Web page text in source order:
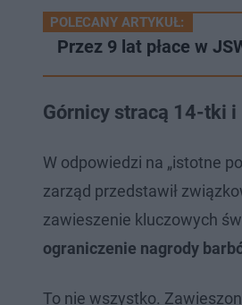
POLECANY ARTYKUŁ:
Przez 9 lat płace w
Górnicy stracą 14-tki i
W odpowiedzi na „istotne
zarząd przedstawił
zawieszenie kluczowych
ograniczenie nagrody
To nie wszystko.